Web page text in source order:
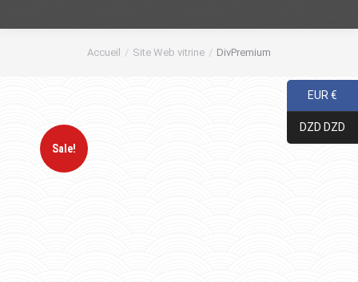
Vous êtes ici :Accueil Site Web vitrine DivPremium
Sale!
EUR €
DZD DZD